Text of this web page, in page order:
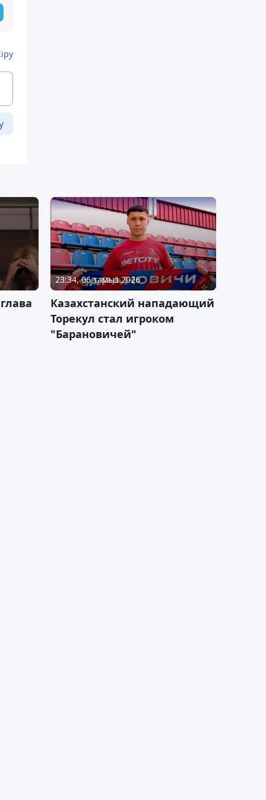
23:34, 06 тамыз 2026
Казахстанский нападающий
Торекул стал игроком
"Барановичей"